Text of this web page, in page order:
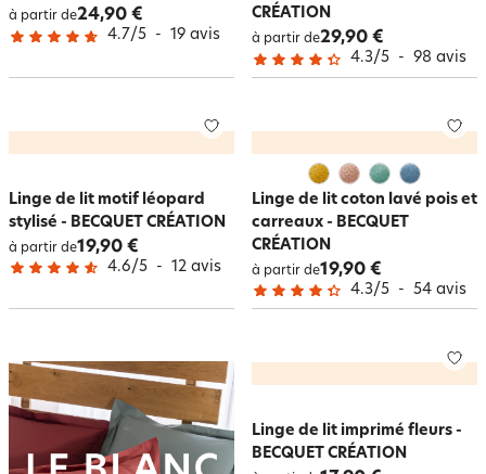
à partir de24,90 €
4.7/5 - 19 avis
CRÉATION
à partir de29,90 €
4.3/5 - 98 avis
Linge de lit motif léopard
stylisé - BECQUET CRÉATION
à partir de19,90 €
4.6/5 - 12 avis
Linge de lit coton lavé pois et
carreaux - BECQUET
CRÉATION
à partir de19,90 €
4.3/5 - 54 avis
Linge de lit imprimé fleurs -
BECQUET CRÉATION